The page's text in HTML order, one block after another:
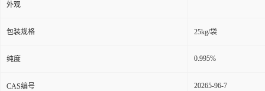
外观
包装规格 25kg/袋
纯度 0.995%
CAS编号 20265-96-7